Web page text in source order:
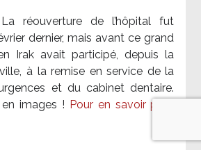
La réouverture de l’hôpital fut
dernier, mais avant ce grand
Irak avait participé, depuis la
à la remise en service de la
et du cabinet dentaire.
images ! Pour en savoir plus,